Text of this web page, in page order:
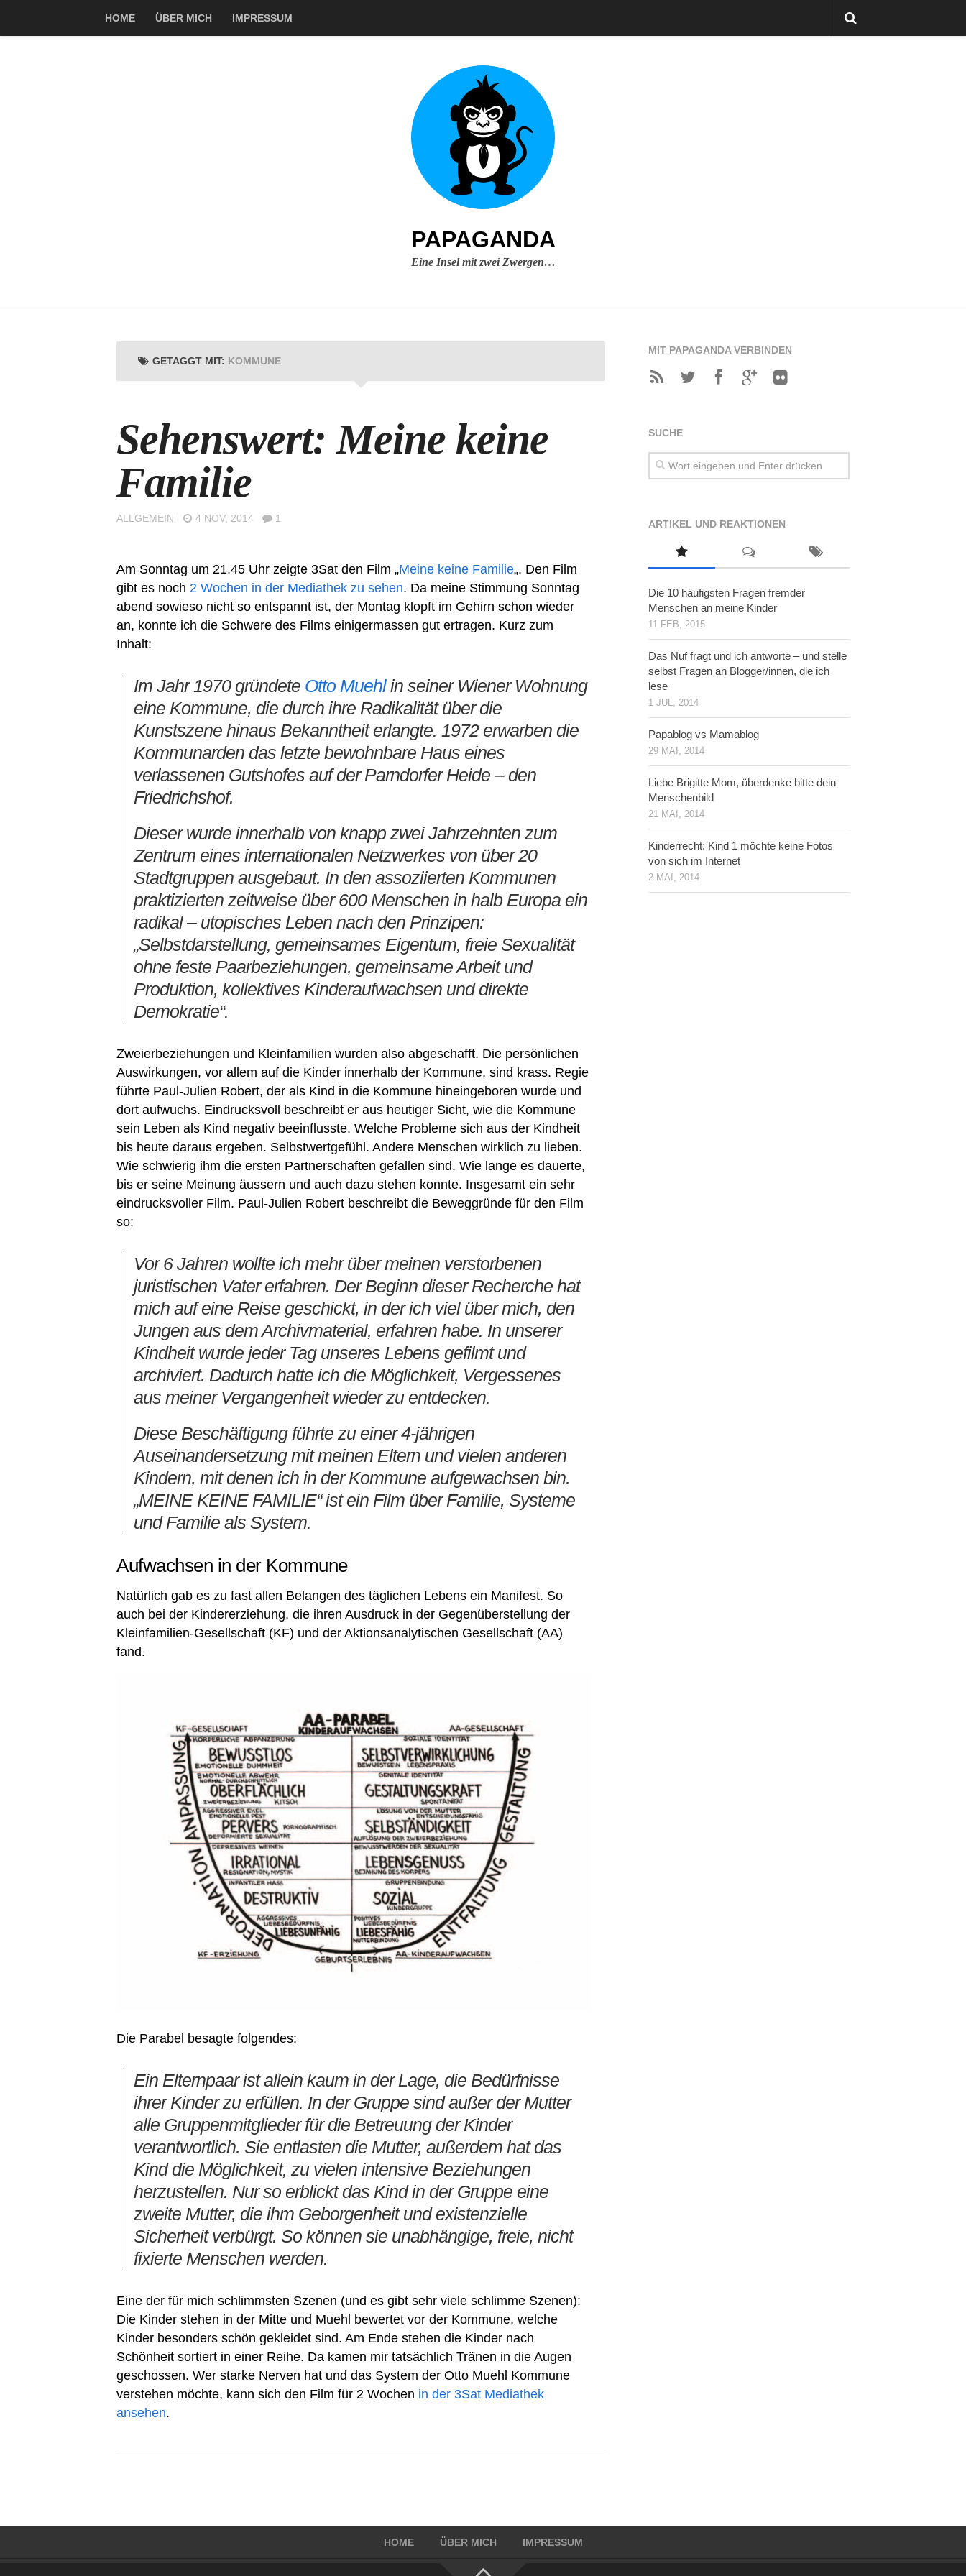
HOME ÜBER MICH IMPRESSUM
PAPAGANDA
Eine Insel mit zwei Zwergen…
GETAGGT MIT: KOMMUNE
Sehenswert: Meine keine
Familie
ALLGEMEIN 4 NOV, 2014 1
Am Sonntag um 21.45 Uhr zeigte 3Sat den Film „Meine keine Familie„. Den Film
gibt es noch 2 Wochen in der Mediathek zu sehen. Da meine Stimmung Sonntag
abend sowieso nicht so entspannt ist, der Montag klopft im Gehirn schon wieder
an, konnte ich die Schwere des Films einigermassen gut ertragen. Kurz zum
Inhalt:
Im Jahr 1970 gründete Otto Muehlin seiner Wiener Wohnung
eine Kommune, die durch ihre Radikalität über die
Kunstszene hinaus Bekanntheit erlangte. 1972 erwarben die
Kommunarden das letzte bewohnbare Haus eines
verlassenen Gutshofes auf der Parndorfer Heide – den
Friedrichshof.
Dieser wurde innerhalb von knapp zwei Jahrzehnten zum
Zentrum eines internationalen Netzwerkes von über 20
Stadtgruppen ausgebaut. In den assoziierten Kommunen
praktizierten zeitweise über 600 Menschen in halb Europa ein
radikal – utopisches Leben nach den Prinzipen:
„Selbstdarstellung, gemeinsames Eigentum, freie Sexualität
ohne feste Paarbeziehungen, gemeinsame Arbeit und
Produktion, kollektives Kinderaufwachsen und direkte
Demokratie“.
Zweierbeziehungen und Kleinfamilien wurden also abgeschafft. Die persönlichen
Auswirkungen, vor allem auf die Kinder innerhalb der Kommune, sind krass. Regie
führte Paul-Julien Robert, der als Kind in die Kommune hineingeboren wurde und
dort aufwuchs. Eindrucksvoll beschreibt er aus heutiger Sicht, wie die Kommune
sein Leben als Kind negativ beeinflusste. Welche Probleme sich aus der Kindheit
bis heute daraus ergeben. Selbstwertgefühl. Andere Menschen wirklich zu lieben.
Wie schwierig ihm die ersten Partnerschaften gefallen sind. Wie lange es dauerte,
bis er seine Meinung äussern und auch dazu stehen konnte. Insgesamt ein sehr
eindrucksvoller Film. Paul-Julien Robert beschreibt die Beweggründe für den Film
so:
Vor 6 Jahren wollte ich mehr über meinen verstorbenen
juristischen Vater erfahren. Der Beginn dieser Recherche hat
mich auf eine Reise geschickt, in der ich viel über mich, den
Jungen aus dem Archivmaterial, erfahren habe. In unserer
Kindheit wurde jeder Tag unseres Lebens gefilmt und
archiviert. Dadurch hatte ich die Möglichkeit, Vergessenes
aus meiner Vergangenheit wieder zu entdecken.
Diese Beschäftigung führte zu einer 4-jährigen
Auseinandersetzung mit meinen Eltern und vielen anderen
Kindern, mit denen ich in der Kommune aufgewachsen bin.
„MEINE KEINE FAMILIE“ ist ein Film über Familie, Systeme
und Familie als System.
Aufwachsen in der Kommune
Natürlich gab es zu fast allen Belangen des täglichen Lebens ein Manifest. So
auch bei der Kindererziehung, die ihren Ausdruck in der Gegenüberstellung der
Kleinfamilien-Gesellschaft (KF) und der Aktionsanalytischen Gesellschaft (AA)
fand.
Die Parabel besagte folgendes:
Ein Elternpaar ist allein kaum in der Lage, die Bedürfnisse
ihrer Kinder zu erfüllen. In der Gruppe sind außer der Mutter
alle Gruppenmitglieder für die Betreuung der Kinder
verantwortlich. Sie entlasten die Mutter, außerdem hat das
Kind die Möglichkeit, zu vielen intensive Beziehungen
herzustellen. Nur so erblickt das Kind in der Gruppe eine
zweite Mutter, die ihm Geborgenheit und existenzielle
Sicherheit verbürgt. So können sie unabhängige, freie, nicht
fixierte Menschen werden.
Eine der für mich schlimmsten Szenen (und es gibt sehr viele schlimme Szenen):
Die Kinder stehen in der Mitte und Muehl bewertet vor der Kommune, welche
Kinder besonders schön gekleidet sind. Am Ende stehen die Kinder nach
Schönheit sortiert in einer Reihe. Da kamen mir tatsächlich Tränen in die Augen
geschossen. Wer starke Nerven hat und das System der Otto Muehl Kommune
verstehen möchte, kann sich den Film für 2 Wochen in der 3Sat Mediathek
ansehen.
MIT PAPAGANDA VERBINDEN
SUCHE
ARTIKEL UND REAKTIONEN
Die 10 häufigsten Fragen fremder
Menschen an meine Kinder
11 FEB, 2015
Das Nuf fragt und ich antworte – und stelle
selbst Fragen an Blogger/innen, die ich
lese
1 JUL, 2014
Papablog vs Mamablog
29 MAI, 2014
Liebe Brigitte Mom, überdenke bitte dein
Menschenbild
21 MAI, 2014
Kinderrecht: Kind 1 möchte keine Fotos
von sich im Internet
2 MAI, 2014
HOME ÜBER MICH IMPRESSUM